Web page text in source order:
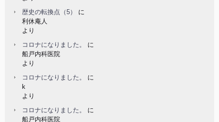
歴史の転換点（5）
に
利休庵人
より
コロナになりました。
に
船戸内科医院
より
コロナになりました。
に
k
より
コロナになりました。
に
船戸内科医院